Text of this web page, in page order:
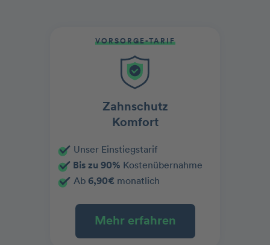
VORSORGE-TARIF
Zahnschutz
Komfort
Unser Einstiegstarif
Bis zu 90% Kostenübernahme
Ab 6,90€ monatlich
Mehr erfahren